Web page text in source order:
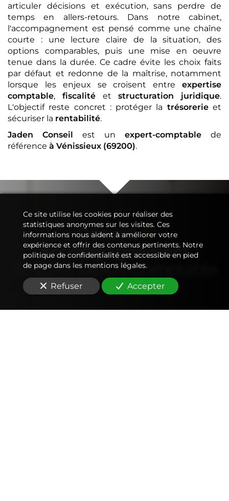
articuler décisions et exécution, sans perdre de
temps en allers-retours. Dans notre cabinet,
l'accompagnement est pensé comme une chaîne
courte : une lecture claire de la situation, des
options comparables, puis une mise en oeuvre
tenue dans la durée. Ce cadre évite les choix faits
par défaut et redonne de la maîtrise, notamment
lorsque les enjeux se croisent entre expertise
comptable, fiscalitéetstructuration juridique.
L'objectif reste concret : protéger la trésorerieet
sécuriser la rentabilité.
Jaden Conseil est un expert-comptable de
référence à Vénissieux (69200).
Conseil&
Accompagnement
de votreexpert-comptable
Ce site utilise les cookies pour réaliser des
statistiques anonymes sur les visites. Ces
informations nous aident à améliorer votre
expérience et offrir des contenus pertinents. Notre
politique de confidentialité est accessible en pied
de page dans les mentions légales.
Refuser Accepter